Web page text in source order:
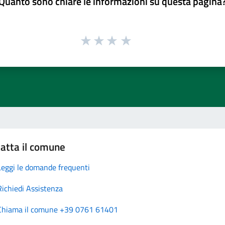
il comune
le domande frequenti
Assistenza
il comune +39 0761 61401